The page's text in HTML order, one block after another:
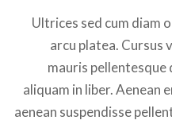
Ultrices sed cum diam
arcu platea. Cursus
mauris pellentesque
aliquam in liber. Aenean
aenean suspendisse